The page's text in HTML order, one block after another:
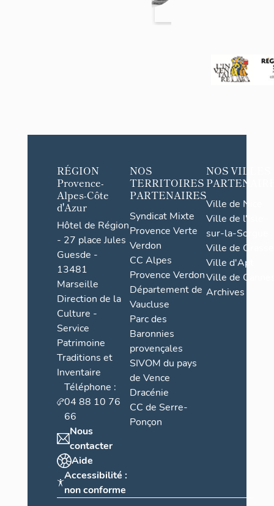
RÉGION
Provence-
Alpes-Côte
d'Azur
Hôtel de Région
- 27 place Jules
Guesde -
13481
Marseille
Direction de la
Culture -
Service
Patrimoine
Traditions et
Inventaire
Téléphone :
04 88 10 76
66
Nous
contacter
Aide
Accessibilité :
non conforme
NOS
TERRITOIRES
PARTENAIRES
Syndicat Mixte
Provence Verte
Verdon
CC Alpes
Provence Verdon
Département de
Vaucluse
Parc des
Baronnies
provençales
SIVOM du pays
de Vence
Dracénie
CC de Serre-
Ponçon
NOS VILLES
Ville de Nice
Ville de l'Isle-
sur-la-Sorgue
Ville de Grasse
Ville d'Apt
Ville de
Archives